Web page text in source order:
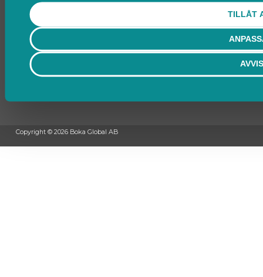
TILLÅT
010-10 10 360
Vardagar 09.00 – 16.00
Lunchstängt 12.00 - 13.00
Behöver du ett bokningssystem?
Copyright © 2026 Boka Global AB